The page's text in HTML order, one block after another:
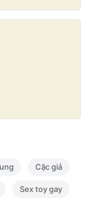
tiếp.
mịn như mới.
Cặc giả
Sex toy gay